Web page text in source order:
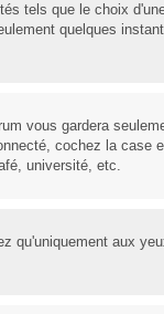
tels que le choix
quelques
vous gardera
cochez la case
université, etc.
qu'uniquement aux